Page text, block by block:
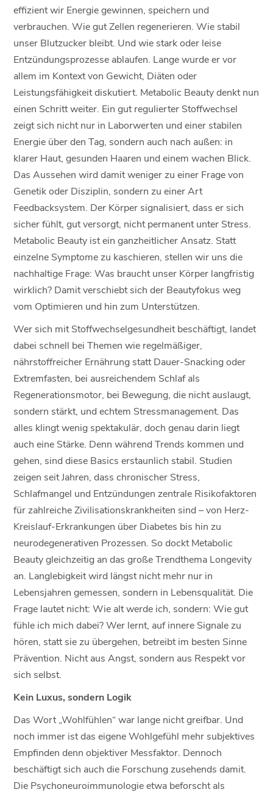
effizient wir Energie gewinnen, speichern und
verbrauchen. Wie gut Zellen regenerieren. Wie stabil
unser Blutzucker bleibt. Und wie stark oder leise
Entzündungsprozesse ablaufen. Lange wurde er vor
allem im Kontext von Gewicht, Diäten oder
Leistungsfähigkeit diskutiert. Metabolic Beauty denkt nun
einen Schritt weiter. Ein gut regulierter Stoffwechsel
zeigt sich nicht nur in Laborwerten und einer stabilen
Energie über den Tag, sondern auch nach außen: in
klarer Haut, gesunden Haaren und einem wachen Blick.
Das Aussehen wird damit weniger zu einer Frage von
Genetik oder Disziplin, sondern zu einer Art
Feedbacksystem. Der Körper signalisiert, dass er sich
sicher fühlt, gut versorgt, nicht permanent unter Stress.
Metabolic Beauty ist ein ganzheitlicher Ansatz. Statt
einzelne Symptome zu kaschieren, stellen wir uns die
nachhaltige Frage: Was braucht unser Körper langfristig
wirklich? Damit verschiebt sich der Beautyfokus weg
vom Optimieren und hin zum Unterstützen.
Wer sich mit Stoffwechselgesundheit beschäftigt, landet
dabei schnell bei Themen wie regelmäßiger,
nährstoffreicher Ernährung statt Dauer-Snacking oder
Extremfasten, bei ausreichendem Schlaf als
Regenerationsmotor, bei Bewegung, die nicht auslaugt,
sondern stärkt, und echtem Stressmanagement. Das
alles klingt wenig spektakulär, doch genau darin liegt
auch eine Stärke. Denn während Trends kommen und
gehen, sind diese Basics erstaunlich stabil. Studien
zeigen seit Jahren, dass chronischer Stress,
Schlafmangel und Entzündungen zentrale Risikofaktoren
für zahlreiche Zivilisationskrankheiten sind – von Herz-
Kreislauf-Erkrankungen über Diabetes bis hin zu
neurodegenerativen Prozessen. So dockt Metabolic
Beauty gleichzeitig an das große Trendthema Longevity
an. Langlebigkeit wird längst nicht mehr nur in
Lebensjahren gemessen, sondern in Lebensqualität. Die
Frage lautet nicht: Wie alt werde ich, sondern: Wie gut
fühle ich mich dabei? Wer lernt, auf innere Signale zu
hören, statt sie zu übergehen, betreibt im besten Sinne
Prävention. Nicht aus Angst, sondern aus Respekt vor
sich selbst.
Kein Luxus, sondern Logik
Das Wort „Wohlfühlen“ war lange nicht greifbar. Und
noch immer ist das eigene Wohlgefühl mehr subjektives
Empfinden denn objektiver Messfaktor. Dennoch
beschäftigt sich auch die Forschung zusehends damit.
Die Psychoneuroimmunologie etwa beforscht als